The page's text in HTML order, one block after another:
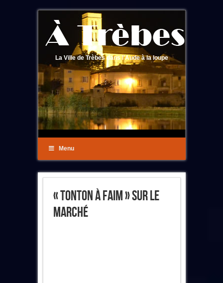
La Ville de Trèbes dans l'Aude à la loupe
Menu
« Tonton À Faim » Sur Le
Marché